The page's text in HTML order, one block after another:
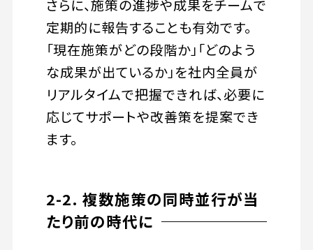
さらに、施策の進捗や成果をチームで
定期的に報告することも有効です。
「現在施策がどの段階か」「どのよう
な成果が出ているか」を社内全員が
リアルタイムで把握できれば、必要に
応じてサポートや改善策を提案でき
ます。
2-2. 複数施策の同時並行が当
たり前の時代に